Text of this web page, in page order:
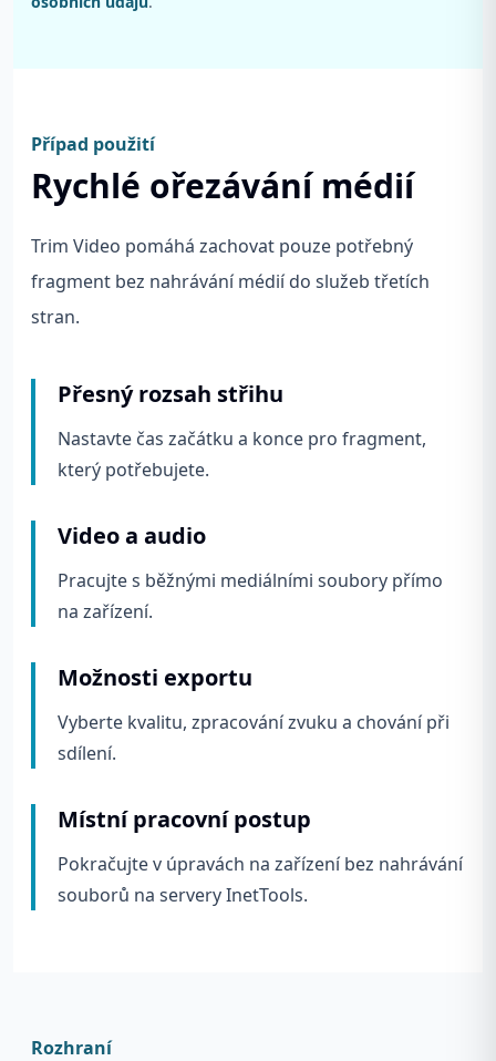
Případ použití
Rychlé ořezávání médií
Trim Video pomáhá zachovat pouze potřebný
fragment bez nahrávání médií do služeb třetích
stran.
Přesný rozsah střihu
Nastavte čas začátku a konce pro fragment,
který potřebujete.
Video a audio
Pracujte s běžnými mediálními soubory přímo
na zařízení.
Možnosti exportu
Vyberte kvalitu, zpracování zvuku a chování při
sdílení.
Místní pracovní postup
Pokračujte v úpravách na zařízení bez nahrávání
souborů na servery InetTools.
Rozhraní